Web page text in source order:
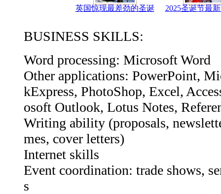
英国惊现最差劲的圣诞 2025圣诞节最
BUSINESS SKILLS:
Word processing: Microsoft Word
Other applications: PowerPoint,
kExpress, PhotoShop, Excel,
osoft Outlook, Lotus Notes,
Writing ability (proposals,
mes, cover letters)
Internet skills
Event coordination: trade shows,
s